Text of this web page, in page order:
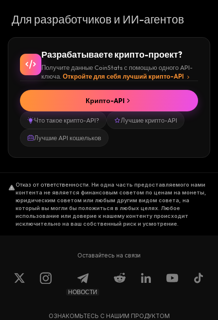
Для разработчиков и ИИ-агентов
Разрабатываете крипто-проект?
Получите данные CoinStats с помощью одного API-
ключа. Откройте для себя лучший крипто-API
Что такое крипто-API? Лучшие крипто-API
Лучшие API кошельков
Крипто-API
Отказ от ответственности. Ни одна часть предоставляемого нами
контента не является финансовым советом по ценам на монеты,
юридическим советом или любым другим видом совета, на
который вы могли бы положиться в любых целях. Любое
использование или доверие к нашему контенту происходит
исключительно на ваш собственный риск и усмотрение.
Оставайтесь на связи
НОВОСТИ
ОЗНАКОМЬТЕСЬ С НАШИМ ПРОДУКТОМ